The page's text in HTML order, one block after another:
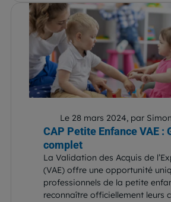
Le 28 mars 2024, par Simon
CAP Petite Enfance VAE :
complet
La Validation des Acquis de
(VAE) offre une opportunité
professionnels de la petite
reconnaître officiellement leurs